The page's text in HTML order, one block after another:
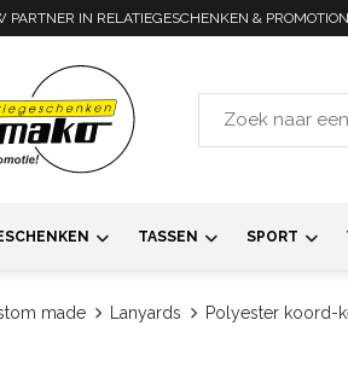
PARTNER IN RELATIEGESCHENKEN &
TASSEN SPORT
made Lanyards Polyester koord-